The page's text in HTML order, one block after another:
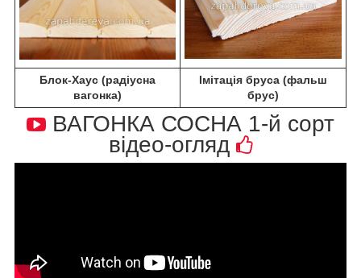
Блок-Хаус (радіусна
вагонка)
Імітація бруса (фальш
брус)
ВАГОНКА СОСНА 1-й сорт
відео-огляд